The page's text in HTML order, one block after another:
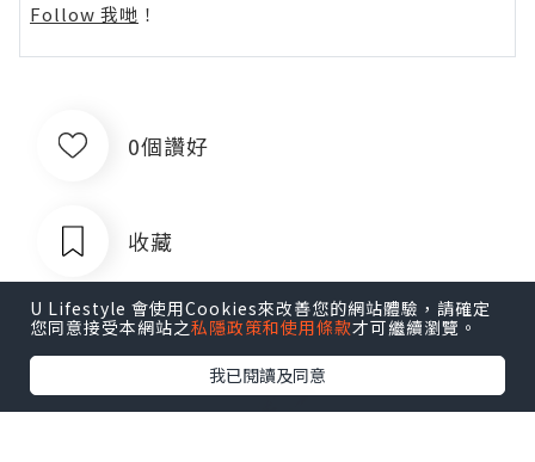
Follow 我哋 ！
0個讚好
收藏
U Lifestyle 會使用Cookies來改善您的網站體驗，請確定
您同意接受本網站之私隱政策和使用條款才可繼續瀏覽。
我已閱讀及同意